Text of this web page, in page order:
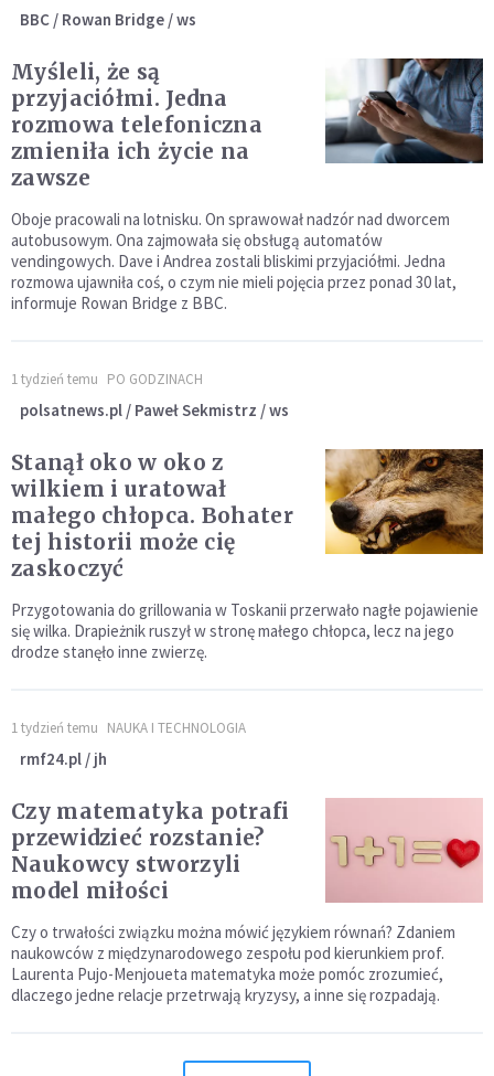
BBC / Rowan Bridge / ws
Myśleli, że są
przyjaciółmi. Jedna
rozmowa telefoniczna
zmieniła ich życie na
zawsze
Oboje pracowali na lotnisku. On sprawował nadzór nad dworcem
autobusowym. Ona zajmowała się obsługą automatów
vendingowych. Dave i Andrea zostali bliskimi przyjaciółmi. Jedna
rozmowa ujawniła coś, o czym nie mieli pojęcia przez ponad 30 lat,
informuje Rowan Bridge z BBC.
1 tydzień temu PO GODZINACH
polsatnews.pl / Paweł Sekmistrz / ws
Stanął oko w oko z
wilkiem i uratował
małego chłopca. Bohater
tej historii może cię
zaskoczyć
Przygotowania do grillowania w Toskanii przerwało nagłe pojawienie
się wilka. Drapieżnik ruszył w stronę małego chłopca, lecz na jego
drodze stanęło inne zwierzę.
1 tydzień temu NAUKA I TECHNOLOGIA
rmf24.pl / jh
Czy matematyka potrafi
przewidzieć rozstanie?
Naukowcy stworzyli
model miłości
Czy o trwałości związku można mówić językiem równań? Zdaniem
naukowców z międzynarodowego zespołu pod kierunkiem prof.
Laurenta Pujo-Menjoueta matematyka może pomóc zrozumieć,
dlaczego jedne relacje przetrwają kryzysy, a inne się rozpadają.